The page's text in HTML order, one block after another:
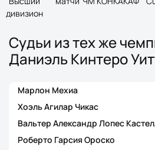
дивизион
Судьи из тех же
Даниэль Кинтеро
Марлон Мехиа
Хоэль Агилар Чикас
Вальтер Александр Лопес
Роберто Гарсия Ороско